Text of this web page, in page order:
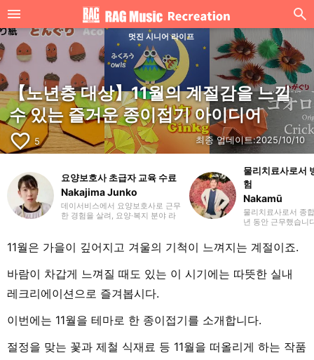
멋진 시니어 라이프
【노년층 대상】11월의 계절감을 느낄
수 있는 즐거운 종이접기 아이디어
favorite_border 5 최종 업데이트:2025/10/10
요양보호사 초급자 교육 수료
Nakajima Junko
데이서비스에서 요양보호사로 근무
한 경험을 살려, 요양·복지 분야 라
트 분야에서도 활동 범위를 넓히고
자 합니다. 사회복지사를 목표로 공
다.
물리치료사로서
험
Nakamū
물리치료사로서 종
년 동안 근무했습니
분들까지 다양한 분
습니다. 라이터로서
다면 기쁠 것 같습
니다.
11월은 가을이 깊어지고 겨울의 기척이 느껴지는 계절이죠.
바람이 차갑게 느껴질 때도 있는 이 시기에는 따뜻한 실내
레크리에이션으로 즐겨봅시다.
이번에는 11월을 테마로 한 종이접기를 소개합니다.
절정을 맞는 꽃과 제철 식재료 등 11월을 떠올리게 하는 작품